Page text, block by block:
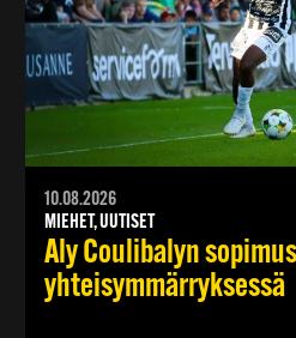
10.08.2026
MIEHET, UUTISET
Aly Coulibalyn
yhteisymmärryksessä